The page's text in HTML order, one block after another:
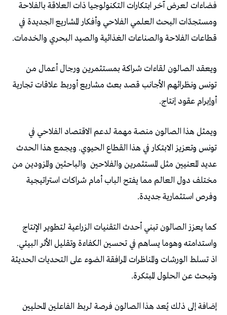
فضاءات لعرض آخر ابتكارات التكنولوجيا ذات العلاقة بالفلاحة
ومستجدّات البحث العلمي الفلاحي وأفكار المشاريع الجديدة في
قطاعات الفلاحة والصناعات الغذائية والصيد البحري والخدمات.
ويعقد الصالون لقاءات شراكة بمستثمرين ورجال أعمال من
تونس ونظرائهم الأجانب قصد بعث مشاريع أوربط علاقات تجارية
أوإبرام عقود إنتاج.
ويمثل هذا الصالون منصة مهمة لدعم الاقتصاد الفلاحي في
تونس وتعزيز الابتكار في هذا القطاع الحيوي. ويجمع هذا الحدث
عديد المعنيين مثل المستثمرين والفلاحين والباحثين والمزودين من
مختلف دول العالم مما يفتح الباب أمام شراكات استراتيجية
وفرص استثمارية جديدة.
كما يعزز الصالون تبني أحدث التقنيات الزراعية لتطوير الإنتاج
واستدامته وهوما يساهم في تحسين الكفاءة وتقليل الأثر البيئي.
اذ تسلط الورشات والمناظرات المرافقة الضوء على التحديات الحديثة
وتبحث عن الحلول المبتكرة.
إضافة إلى ذلك يُعد هذا الصالون فرصة لربط الفاعلين المحليين